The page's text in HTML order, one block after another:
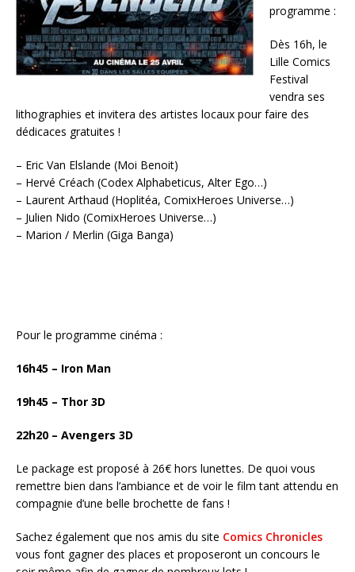
programme :
Dès 16h, le
Lille Comics
Festival
vendra ses
lithographies et invitera des artistes locaux pour faire des
dédicaces gratuites !
– Eric Van Elslande (Moi Benoit)
– Hervé Créach (Codex Alphabeticus, Alter Ego…)
– Laurent Arthaud (Hoplitéa, ComixHeroes Universe…)
– Julien Nido (ComixHeroes Universe…)
– Marion / Merlin (Giga Banga)
Pour le programme cinéma :
16h45 – Iron Man
19h45 – Thor 3D
22h20 – Avengers 3D
Le package est proposé à 26€ hors lunettes. De quoi vous
remettre bien dans l’ambiance et de voir le film tant attendu en
compagnie d’une belle brochette de fans !
Sachez également que nos amis du site Comics Chronicles
vous font gagner des places et proposeront un concours le